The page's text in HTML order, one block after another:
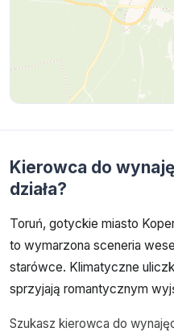
Kierowca do
działa?
Toruń, gotyckie miasto
to wymarzona sceneria
starówce. Klimatyczne
sprzyjają romantycznym
Szukasz kierowca do